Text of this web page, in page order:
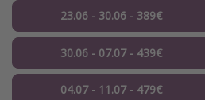
23.06 - 30.06 - 389€
30.06 - 07.07 - 439€
04.07 - 11.07 - 479€